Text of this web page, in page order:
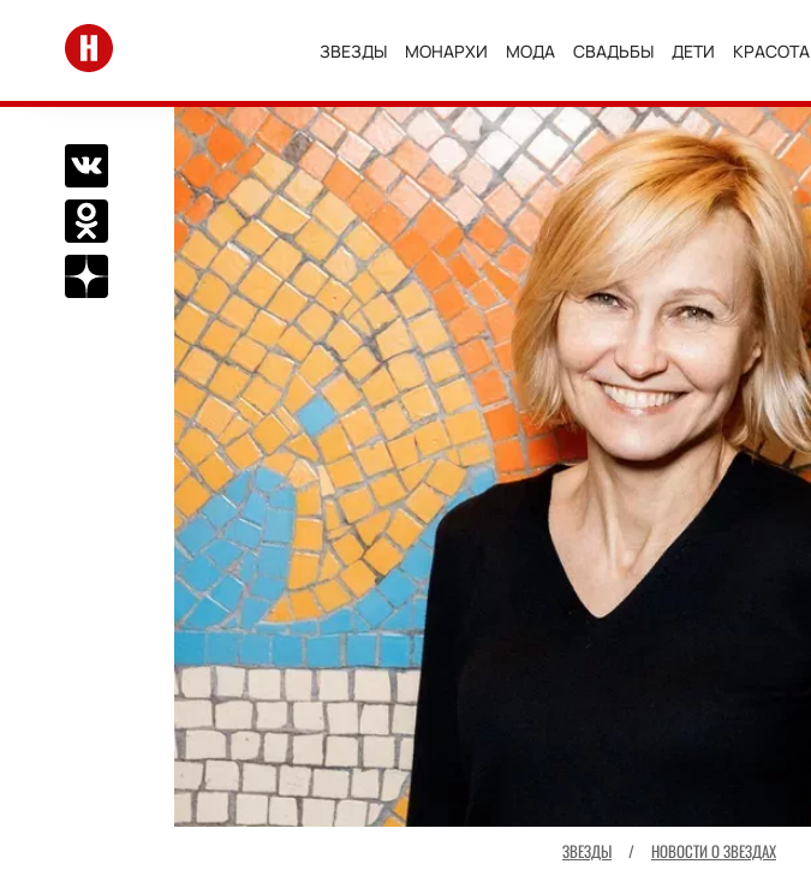
Перейти на главную
ЗВЕЗДЫ МОНАРХИ МОДА СВАДЬБЫ ДЕТИ КРАСОТА
Поделиться Вконтакте
Поделиться в Одноклассниках
Подписаться на нас в Дзен
ЗВЕЗДЫ / НОВОСТИ О ЗВЕЗДАХ